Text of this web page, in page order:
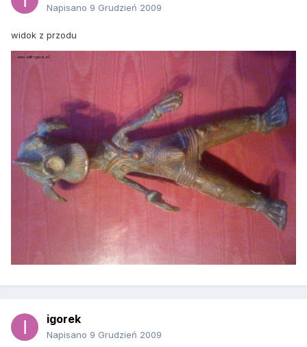
Napisano 9 Grudzień 2009
widok z przodu
igorek
Napisano 9 Grudzień 2009